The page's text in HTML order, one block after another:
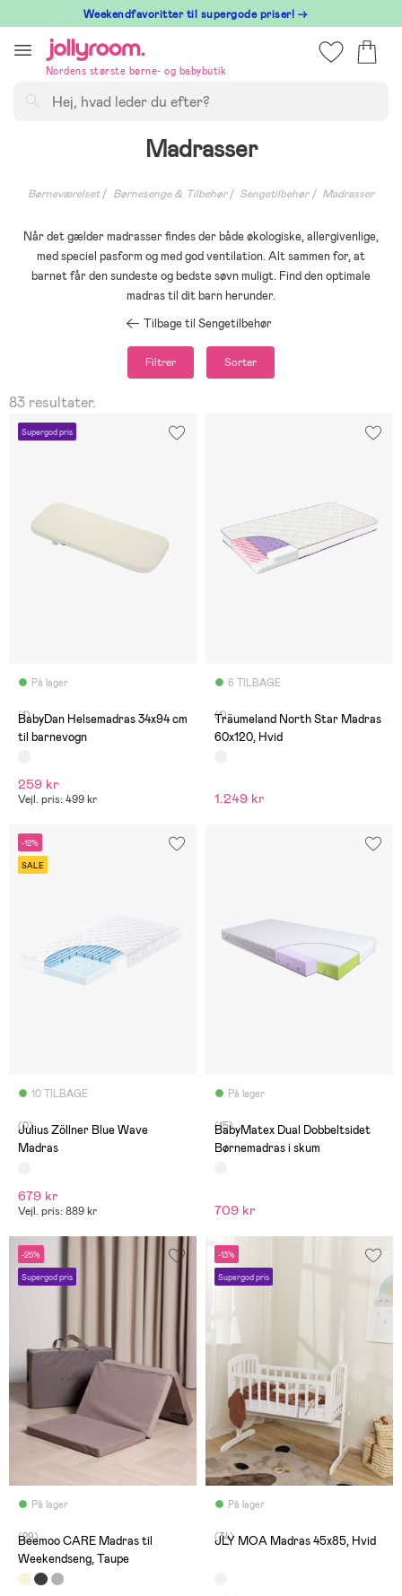
till
innehållet
⁠ Weekendfavoritter til supergode priser! →
Nordens største børne- og babybutik
Madrasser
Børneværelset Børnesenge & Tilbehør Sengetilbehør Madrasser
Når det gælder madrasser findes der både økologiske, allergivenlige,
med speciel pasform og med god ventilation. Alt sammen for, at
barnet får den sundeste og bedste søvn muligt. Find den optimale
madras til dit barn herunder.
Tilbage til Sengetilbehør
Filtrer Sorter
83 resultater.
Supergod pris
På lager
(1)
BabyDan Helsemadras 34x94 cm
til barnevogn
259 kr
Vejl. pris: 499 kr
6 TILBAGE
(1)
Träumeland North Star Madras
60x120, Hvid
1.249 kr
-12%
SALE
10 TILBAGE
(0)
Julius Zöllner Blue Wave
Madras
679 kr
Vejl. pris: 889 kr
På lager
(15)
BabyMatex Dual Dobbeltsidet
Børnemadras i skum
709 kr
-25%
Supergod pris
På lager
(29)
Beemoo CARE Madras til
Weekendseng, Taupe
-13%
Supergod pris
På lager
(34)
JLY MOA Madras 45x85, Hvid